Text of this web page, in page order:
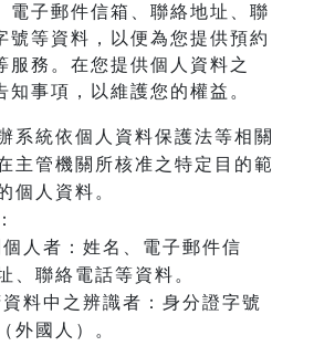
電子郵件信箱、聯絡地址、聯
號等資料，以便為您提供預約
服務。在您提供個人資料之
知事項，以維護您的權益。
系統依個人資料保護法等相關
主管機關所核准之特定目的範
個人資料。
人者：姓名、電子郵件信
、聯絡電話等資料。
料中之辨識者：身分證字號
外國人）。